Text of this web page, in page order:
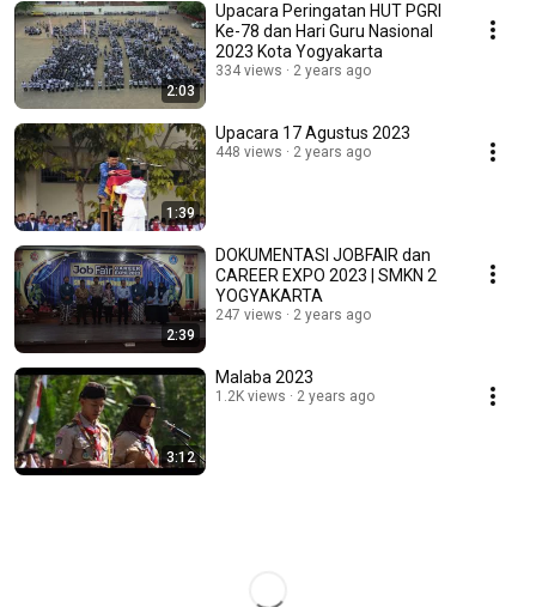
2:03
Upacara Peringatan HUT PGRI
Ke-78 dan Hari Guru Nasional
2023 Kota Yogyakarta
334 views 2 years ago
1:39
Upacara 17 Agustus 2023
448 views 2 years ago
2:39
DOKUMENTASI JOBFAIR dan
CAREER EXPO 2023 | SMKN 2
YOGYAKARTA
247 views 2 years ago
3:12
Malaba 2023
1.2K views 2 years ago